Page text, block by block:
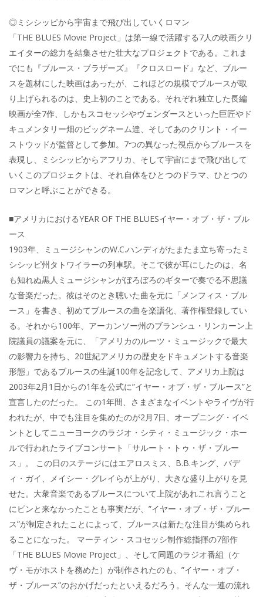
◎ミシシッピから宇宙まで飛び出していくロマン
「THE BLUES Movie Project」は第一線で活躍する7人の映画クリ
エイターの総力を結集させた壮大なプロジェクトである。これま
でにも『ブルース・ブラザーズ』『クロスロード』など、ブルー
スを題材にした映画はあったが、これほどの規模でブルースが取
り上げられるのは、史上初のことである。それぞれ独立した長編
映画が全7作、しかもスコセッシやヴェンダースといった巨匠やド
キュメンタリー畑のビッグネーム達、そしてあのクリント・イー
ストウッドが監督として参加。7つの異なった視点からブルースを
表現し、ミシシッピからアフリカ、そして宇宙にまで飛び出して
いくこのプロジェクトは、それ自体をひとつのドラマ、ひとつの
ロマンと呼ぶことができる。
■アメリカにおけるYEAR OF THE BLUESイヤー・オブ・ザ・ブル
ース
1903年、ミュージシャンのW.C.ハンディがたまたま立ち寄ったミ
シシッピ州タトワイラーの列車駅。そこで彼が耳にしたのは、名
も知れぬ黒人ミュージシャンがぼろぼろのギターで奏でる不思議
な音楽だった。彼はそのとき聴いた曲を元に「メンフィス・ブル
ース」を書き、初めてブルースの曲を楽譜化、著作権登録してい
る。それから100年、アーカンソー州のブランシュ・リンカーン上
院議員の議案を元に、「アメリカのルーツ・ミュージックで最大
の影響力を持ち、20世紀アメリカの歴史をドキュメントする音楽
形態」であるブルースの生誕100年を記念して、アメリカ上院は
2003年2月1日からの1年を公式に”イヤー・オブ・ザ・ブルース”と
宣言したのだった。 この1年間、さまざまなイベントやライヴが行
われたが、中でも注目を集めたのが2月7日、オープニング・イベ
ントとしてニューヨークのラジオ・シティ・ミュージック・ホー
ルで行われたライブコンサート「サルート・トゥ・ザ・ブルー
ス」。 この日のステージにはエアロスミス、B.B.キング、バデ
ィ・ガイ、メイシー・グレイらが上がり、大きな盛り上がりを見
せた。大衆音楽であるブルースについて上院があれこれ言うこと
にピンと来なかったことも事実だが、”イヤー・オブ・ザ・ブルー
ス”が制定されたことによって、ブルースは新たな注目が集められ
ることになった。 マーティン・スコセッシ制作総指揮の7部作
「THE BLUES Movie Project」、そして同題のラジオ番組（ケ
ヴ・モがホストを務めた）が制作されたのも、”イヤー・オブ・
ザ・ブルース”のおかげだったといえるだろう。そんな一連の流れ